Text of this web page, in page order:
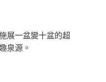
展一盆變十盆的超
泉源。